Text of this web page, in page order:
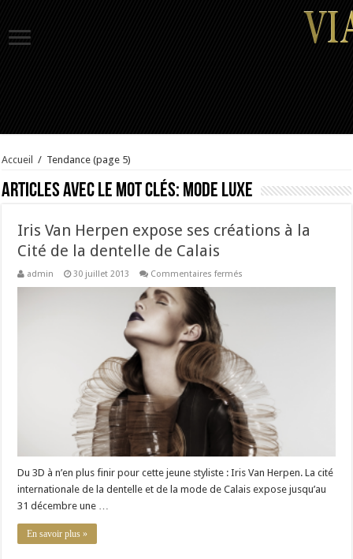
Accueil / Tendance (page 5)
Articles avec le mot clés: mode luxe
Iris Van Herpen expose ses créations à la
Cité de la dentelle de Calais
admin 30 juillet 2013 Commentaires fermés
la
Cité
de
la
dentelle
de
Calais
Du 3D à n’en plus finir pour cette jeune styliste : Iris Van Herpen. La cité
internationale de la dentelle et de la mode de Calais expose jusqu’au
31 décembre une …
En savoir plus »